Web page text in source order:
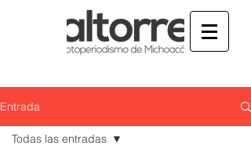
Entrada
Todas las entradas